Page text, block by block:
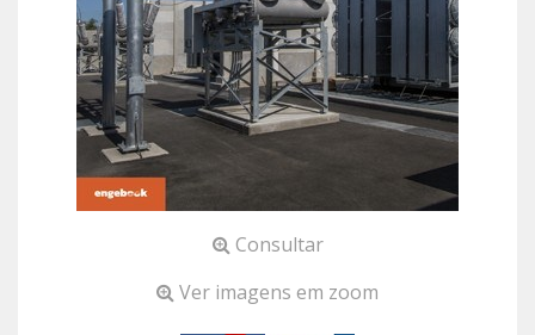
Consultar
Ver imagens em zoom